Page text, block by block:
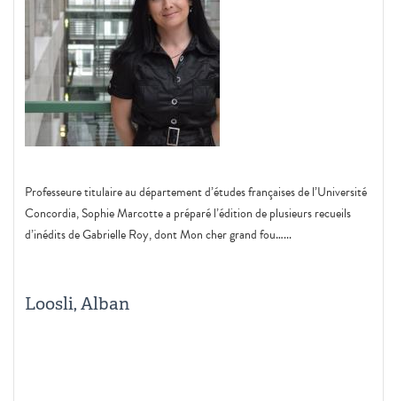
Professeure titulaire au département d’études françaises de l’Université
Concordia, Sophie Marcotte a préparé l’édition de plusieurs recueils
d’inédits de Gabrielle Roy, dont Mon cher grand fou…...
Loosli, Alban